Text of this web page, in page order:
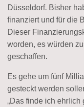
Düsseldorf. Bisher
finanziert und für die
Dieser
worden, es würden
geschaffen.
Es gehe um fünf
gesteckt werden
„Das finde ich